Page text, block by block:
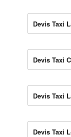
Devis Taxi
Devis Taxi
Devis Taxi
Devis Taxi